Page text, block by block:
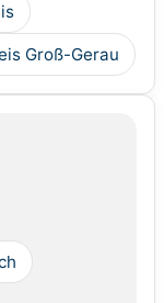
Groß-Gerau